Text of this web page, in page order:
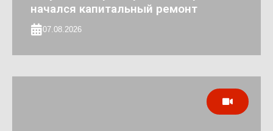
начался капитальный ремонт
07.08.2026